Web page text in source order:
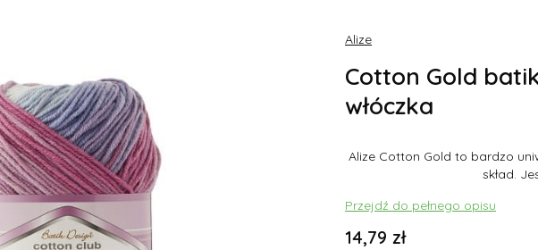
Alize
Cotton Gold
włóczka
Alize Cotton Gold to bardzo
skład.
Przejdź do pełnego opisu
Cena
14,79 zł